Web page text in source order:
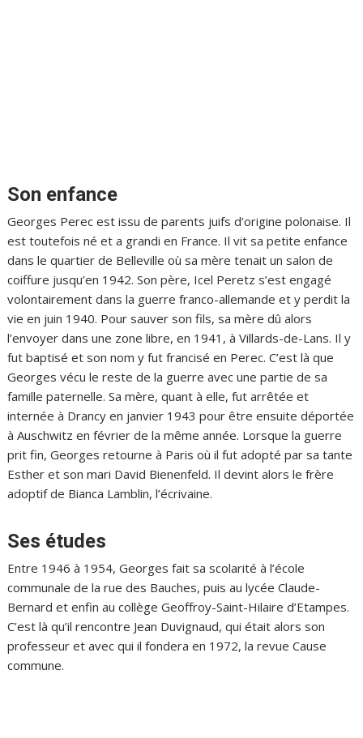
Son enfance
Georges Perec est issu de parents juifs d’origine polonaise. Il
est toutefois né et a grandi en France. Il vit sa petite enfance
dans le quartier de Belleville où sa mère tenait un salon de
coiffure jusqu’en 1942. Son père, Icel Peretz s’est engagé
volontairement dans la guerre franco-allemande et y perdit la
vie en juin 1940. Pour sauver son fils, sa mère dû alors
l’envoyer dans une zone libre, en 1941, à Villards-de-Lans. Il y
fut baptisé et son nom y fut francisé en Perec. C’est là que
Georges vécu le reste de la guerre avec une partie de sa
famille paternelle. Sa mère, quant à elle, fut arrêtée et
internée à Drancy en janvier 1943 pour être ensuite déportée
à Auschwitz en février de la même année. Lorsque la guerre
prit fin, Georges retourne à Paris où il fut adopté par sa tante
Esther et son mari David Bienenfeld. Il devint alors le frère
adoptif de Bianca Lamblin, l’écrivaine.
Ses études
Entre 1946 à 1954, Georges fait sa scolarité à l’école
communale de la rue des Bauches, puis au lycée Claude-
Bernard et enfin au collège Geoffroy-Saint-Hilaire d’Etampes.
C’est là qu’il rencontre Jean Duvignaud, qui était alors son
professeur et avec qui il fondera en 1972, la revue Cause
commune.